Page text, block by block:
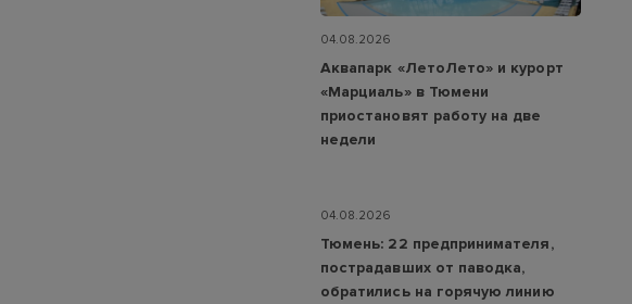
04.08.2026
Аквапарк «ЛетоЛето» и курорт
«Марциаль» в Тюмени
приостановят работу на две
недели
04.08.2026
Тюмень: 22 предпринимателя,
пострадавших от паводка,
обратились на горячую линию